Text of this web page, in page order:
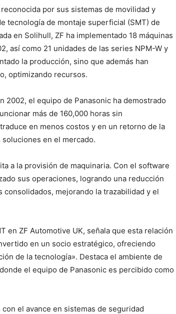
por sus sistemas de movilidad y
tecnología de montaje superficial (SMT) de
en Solihull, ZF ha implementado 18 máquinas
así como 21 unidades de las series NPM-W y
la producción, sino que además han
optimizando recursos.
2002, el equipo de Panasonic ha demostrado
más de 160,000 horas sin
en menos costos y en un retorno de la
en el mercado.
a la provisión de maquinaria. Con el software
sus operaciones, logrando una reducción
mejorando la trazabilidad y el
en ZF Automotive UK, señala que esta relación
en un socio estratégico, ofreciendo
de la tecnología». Destaca el ambiente de
el equipo de Panasonic es percibido como
el avance en sistemas de seguridad